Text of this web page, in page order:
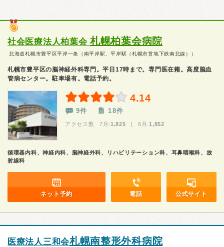
社会医療法人柏葉会 札幌柏葉会病院
北海道札幌市豊平区平岸一条（南平岸駅、平岸駅（札幌市営地下鉄南北線））
札幌市豊平区の脳神経外科専門。平日17時まで。専門医在籍。高度脳血
管病センター。駐車場有。電話予約。
4.14
9件 18件
アクセス数 7月: 1,825 | 6月: 1,852
循環器内科、神経内科、脳神経外科、リハビリテーション科、耳鼻咽喉科、放
射線科
ネット予約 電話 公式サイト
医療法人三和会札幌南整形外科病院